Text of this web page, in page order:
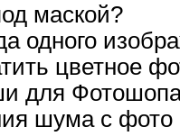
маской?
одного
цветное
для
шума с фото